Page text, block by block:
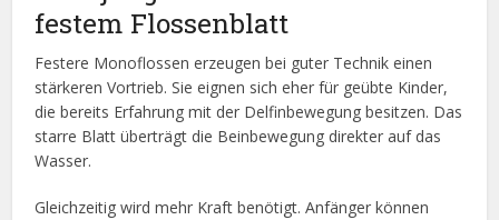
festem Flossenblatt
Festere Monoflossen erzeugen bei guter Technik einen
stärkeren Vortrieb. Sie eignen sich eher für geübte Kinder,
die bereits Erfahrung mit der Delfinbewegung besitzen. Das
starre Blatt überträgt die Beinbewegung direkter auf das
Wasser.
Gleichzeitig wird mehr Kraft benötigt. Anfänger können